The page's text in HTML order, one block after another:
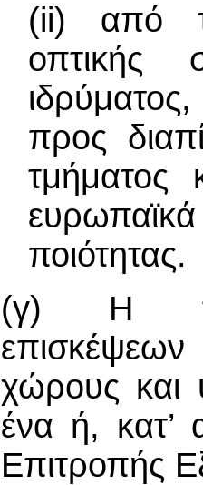
(ii) από
οπτικής
προς
τμήματος
ποιότητας.
(γ) Η
χώρους και
ένα ή, κατ’
Επιτροπής